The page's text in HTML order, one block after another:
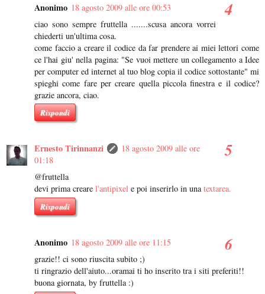
Anonimo 18 agosto 2009 alle ore 00:53
ciao sono sempre fruttella .......scusa ancora vorrei
chiederti un'ultima cosa.
come faccio a creare il codice da far prendere ai miei lettori come
ce l'hai giu' nella pagina: "Se vuoi mettere un collegamento a Idee
per computer ed internet al tuo blog copia il codice sottostante" mi
spieghi come fare per creare quella piccola finestra e il codice?
grazie ancora, ciao.
Rispondi
Ernesto Tirinnanzi
18 agosto 2009 alle ore
01:18
@fruttella
devi prima creare l'antipixel e poi inserirlo in unatextarea.
Rispondi
Anonimo 18 agosto 2009 alle ore 11:15
grazie!! ci sono riuscita subito ;)
ti ringrazio dell'aiuto...oramai ti ho inserito tra i siti preferiti!!
buona giornata, by fruttella :)